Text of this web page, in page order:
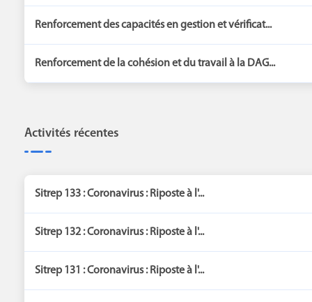
Renforcement des capacités en gestion et vérificat...
Renforcement de la cohésion et du travail à la DAG...
Activités récentes
Sitrep 133 : Coronavirus : Riposte à l'...
Sitrep 132 : Coronavirus : Riposte à l'...
Sitrep 131 : Coronavirus : Riposte à l'...